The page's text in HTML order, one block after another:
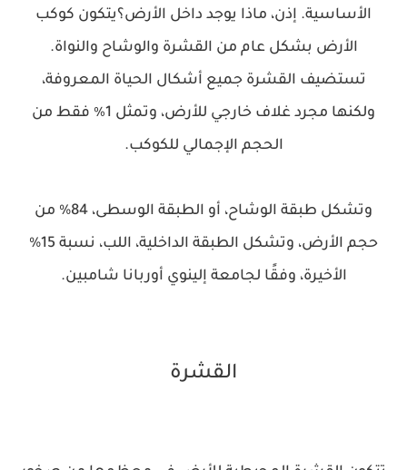
الأساسية. إذن، ماذا يوجد داخل الأرض؟يتكون كوكب
الأرض بشكل عام من القشرة والوشاح والنواة.
تستضيف القشرة جميع أشكال الحياة المعروفة،
ولكنها مجرد غلاف خارجي للأرض، وتمثل 1٪ فقط من
الحجم الإجمالي للكوكب.
وتشكل طبقة الوشاح، أو الطبقة الوسطى، 84% من
حجم الأرض، وتشكل الطبقة الداخلية، اللب، نسبة 15%
الأخيرة، وفقًا لجامعة إلينوي أوربانا شامبين.
القشرة